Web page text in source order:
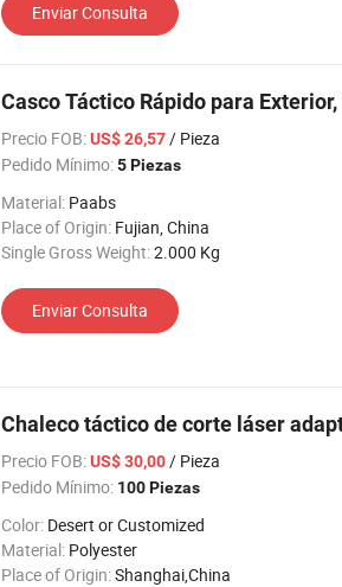
Enviar Consulta
Casco Táctico Rápido para
Precio FOB:US$ 26,57/ Pieza
Pedido Mínimo:5 Piezas
Material: Paabs
Place of Origin: Fujian, China
Single Gross Weight:2.000 Kg
Enviar Consulta
Chaleco táctico de corte láser
Precio FOB:US$ 30,00/ Pieza
Pedido Mínimo: 100 Piezas
Color: Desert or Customized
Material: Polyester
Place of Origin:Shanghai,China